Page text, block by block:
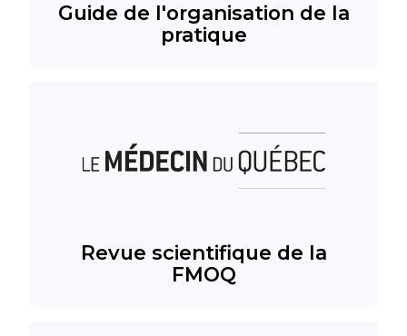
Guide de l'organisation de la
pratique
Revue scientifique de la
FMOQ